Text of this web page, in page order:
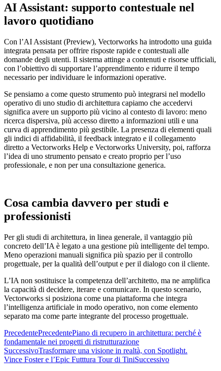
AI Assistant: supporto contestuale nel
lavoro quotidiano
Con l’AI Assistant (Preview), Vectorworks ha introdotto una guida
integrata pensata per offrire risposte rapide e contestuali alle
domande degli utenti. Il sistema attinge a contenuti e risorse ufficiali,
con l’obiettivo di supportare l’apprendimento e ridurre il tempo
necessario per individuare le informazioni operative.
Se pensiamo a come questo strumento può integrarsi nel modello
operativo di uno studio di architettura capiamo che accedervi
significa avere un supporto più vicino al contesto di lavoro: meno
ricerca dispersiva, più accesso diretto a informazioni utili e una
curva di apprendimento più gestibile. La presenza di elementi quali
gli indici di affidabilità, il feedback integrato e il collegamento
diretto a Vectorworks Help e Vectorworks University, poi, rafforza
l’idea di uno strumento pensato e creato proprio per l’uso
professionale, e non per una consultazione generica.
Cosa cambia davvero per studi e
professionisti
Per gli studi di architettura, in linea generale, il vantaggio più
concreto dell’IA è legato a una gestione più intelligente del tempo.
Meno operazioni manuali significa più spazio per il controllo
progettuale, per la qualità dell’output e per il dialogo con il cliente.
L’IA non sostituisce la competenza dell’architetto, ma ne amplifica
la capacità di decidere, iterare e comunicare. In questo scenario,
Vectorworks si posiziona come una piattaforma che integra
l’intelligenza artificiale in modo operativo, non come elemento
separato ma come parte integrante del processo progettuale.
PrecedentePrecedentePiano di recupero in architettura: perché è
fondamentale nei progetti di ristrutturazione
SuccessivoTrasformare una visione in realtà, con Spotlight.
Vince Foster e l’Epic Futttura Tour di TiniSuccessivo